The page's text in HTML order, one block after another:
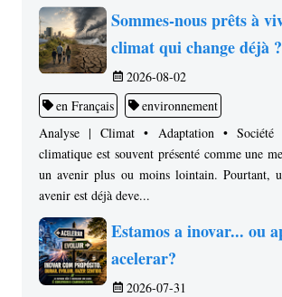
Sommes-nous prêts à
climat qui change déjà ?
2026-08-02
en Français
environnement
Analyse | Climat • Adaptation • Société
climatique est souvent présenté comme une
un avenir plus ou moins lointain. Pourtant,
avenir est déjà deve...
Estamos a inovar... ou
acelerar?
2026-07-31